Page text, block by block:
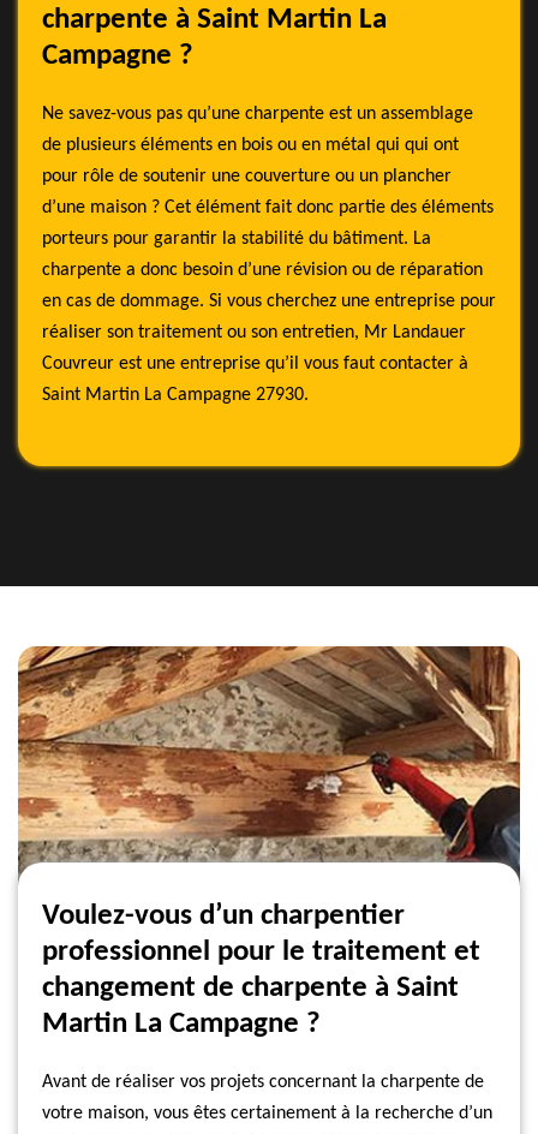
charpente à Saint Martin La
Campagne ?
Ne savez-vous pas qu’une charpente est un assemblage
de plusieurs éléments en bois ou en métal qui qui ont
pour rôle de soutenir une couverture ou un plancher
d’une maison ? Cet élément fait donc partie des éléments
porteurs pour garantir la stabilité du bâtiment. La
charpente a donc besoin d’une révision ou de réparation
en cas de dommage. Si vous cherchez une entreprise pour
réaliser son traitement ou son entretien, Mr Landauer
Couvreur est une entreprise qu’il vous faut contacter à
Saint Martin La Campagne 27930.
Voulez-vous d’un charpentier
professionnel pour le traitement et
changement de charpente à Saint
Martin La Campagne ?
Avant de réaliser vos projets concernant la charpente de
votre maison, vous êtes certainement à la recherche d’un